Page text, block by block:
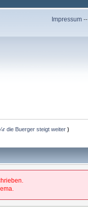
Impressum --
die Buerger steigt weiter )